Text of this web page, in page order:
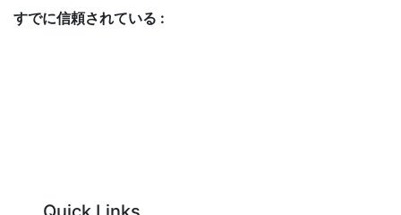
すでに信頼されている :